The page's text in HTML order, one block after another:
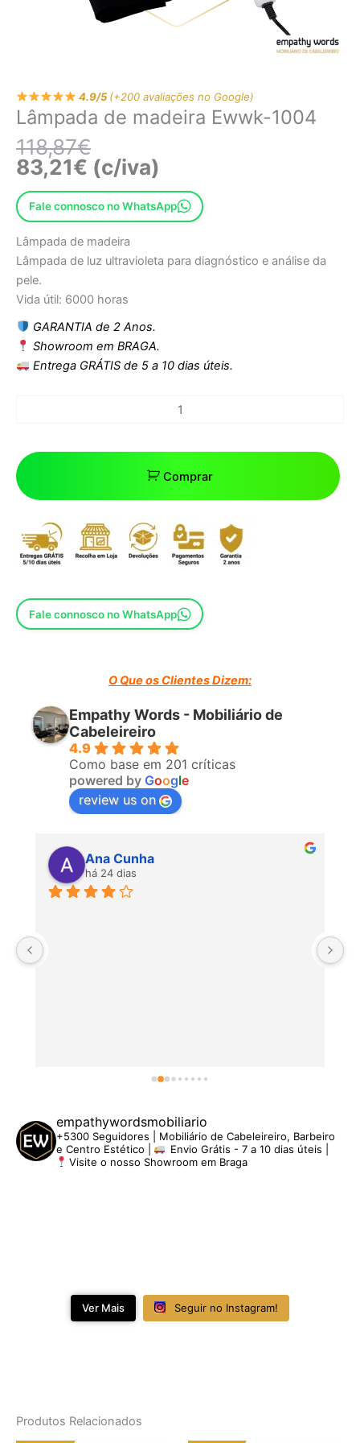
4.9/5(+200 avaliações no Google)
Lâmpada de madeira Ewwk-1004
118,87€
83,21€ (c/iva)
Fale connosco no WhatsApp
Lâmpada de madeira
Lâmpada de luz ultravioleta para diagnóstico e análise da
pele.
Vida útil: 6000 horas
GARANTIA de 2 Anos.
Showroom em BRAGA.
Entrega GRÁTIS de 5 a 10 dias úteis.
Comprar
Fale connosco no WhatsApp
O Que os Clientes Dizem:
Empathy Words - Mobiliário de
Cabeleireiro
4.9
Como base em 201 críticas
powered by Google
review us on
Ana Cunha
há 24 dias
empathywordsmobiliario
+5300 Seguidores | Mobiliário de Cabeleireiro, Barbeiro
e Centro Estético |
Envio Grátis - 7 a 10 dias úteis |
Visite o nosso Showroom em Braga
Ver Mais Seguir no Instagram!
Produtos Relacionados